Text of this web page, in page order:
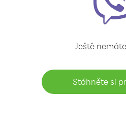
Ještě
Stáhněte si